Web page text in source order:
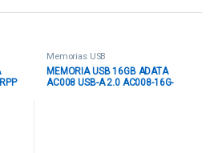
Memorias USB
MEMORIA USB 16GB ADATA
AC008 USB-A 2.0 AC008-16G-